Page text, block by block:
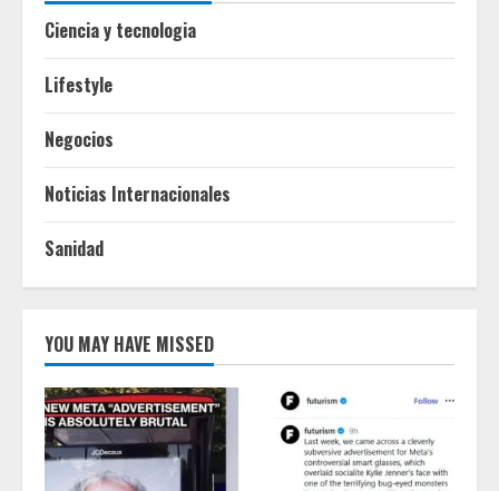
Ciencia y tecnologia
Lifestyle
Negocios
Noticias Internacionales
Sanidad
YOU MAY HAVE MISSED